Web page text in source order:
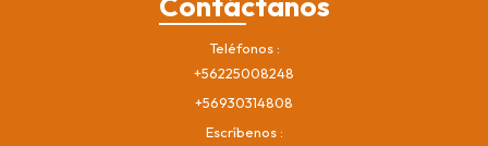
Teléfonos
+56225008248
+56930314808
Escríbenos